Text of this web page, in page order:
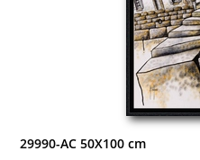
29990-AC 50X100 cm